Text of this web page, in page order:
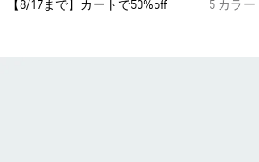
【8/17まで】カートで50%off 5 カラー